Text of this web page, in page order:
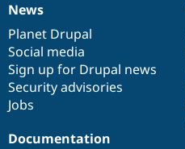
News
items
News
Planet Drupal
Social media
Sign up for Drupal news
Security advisories
Jobs
Our
community
Documentation
Documentation
Drupal
code
base
Governance
of
community